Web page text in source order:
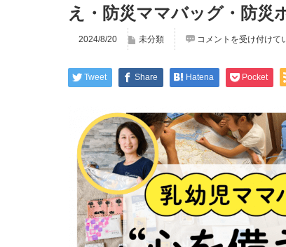
え・防災ママバッグ・防災
2024/8/20 未分類 コメントを受け付けて
Tweet Share Hatena Pocket